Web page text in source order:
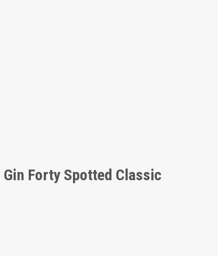
Gin Forty Spotted Classic